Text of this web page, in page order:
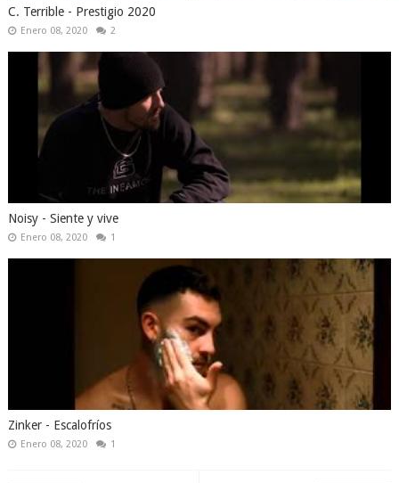
C. Terrible - Prestigio 2020
Enero 08, 2020 2
Noisy - Siente y vive
Enero 08, 2020 1
Zinker - Escalofríos
Enero 08, 2020 1